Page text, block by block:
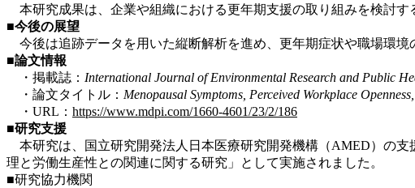
本研究成果は、企業や組織における更年期支援の取り組みを検討す
■今後の展望
今後は追跡データを用いた縦断解析を進め、更年期症状や職場環境
■論文情報
・掲載誌： International Journal of Environmental Research and Public
・論文タイトル： Menopausal Symptoms, Perceived Workplace
・URL： https://www.mdpi.com/1660-4601/23/2/186
■研究支援
本研究は、国立研究開発法人日本医療研究開発機構（AMED）の
理と労働生産性との関連に関する研究」として実施されました。
■研究協力機関